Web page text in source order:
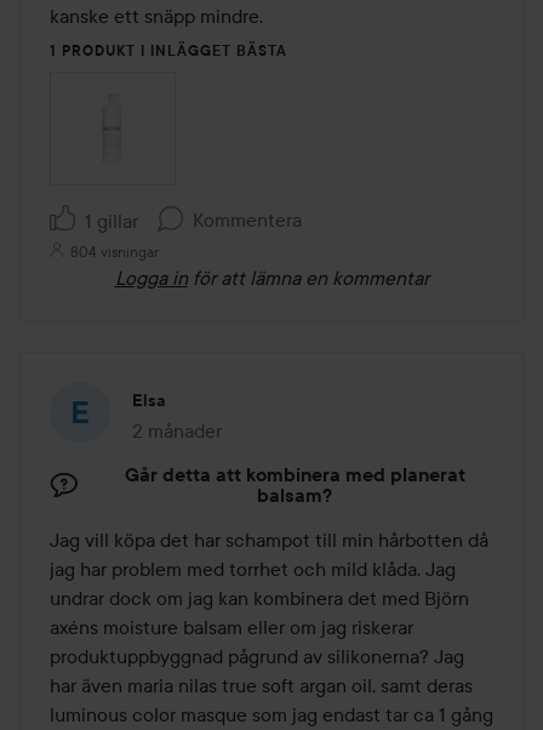
kanske ett snäpp mindre.
1 PRODUKT I INLÄGGET BÄSTA
1 gillar Kommentera
804 visningar
Logga in för att lämna en kommentar
Elsa
2 månader
Inlägget skapades 2 månader
Går detta att kombinera med planerat
balsam?
Jag vill köpa det har schampot till min hårbotten då
jag har problem med torrhet och mild klåda. Jag
undrar dock om jag kan kombinera det med Björn
axéns moisture balsam eller om jag riskerar
produktuppbyggnad pågrund av silikonerna? Jag
har även maria nilas true soft argan oil, samt deras
luminous color masque som jag endast tar ca 1 gång